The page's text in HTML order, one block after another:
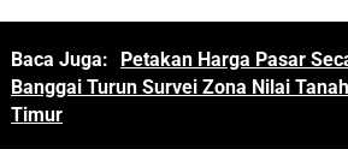
Baca Juga:
Petakan Harga Pasar
Banggai Turun Survei Zona Nilai
Timur